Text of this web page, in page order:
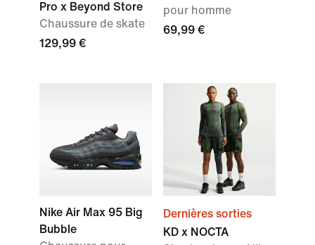
Pro x Beyond Store
Chaussure de skate
129,99 €
pour homme
69,99 €
Nike Air Max 95 Big
Bubble
Dernières sorties
KD x NOCTA